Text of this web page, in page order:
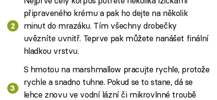
připraveného krému a pak ho dejte na několik
minut do mrazáku. Tím všechny drobečky
uvězníte uvnitř. Teprve pak můžete nanášet finální
hladkou vrstvu.
S hmotou na marshmallow pracujte rychle, protože
rychle a snadno tuhne. Pokud se to stane, dá se
lehce znovu ve vodní lázní či mikrovlnné troubě